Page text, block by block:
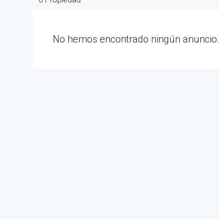
No hemos encontrado ningún